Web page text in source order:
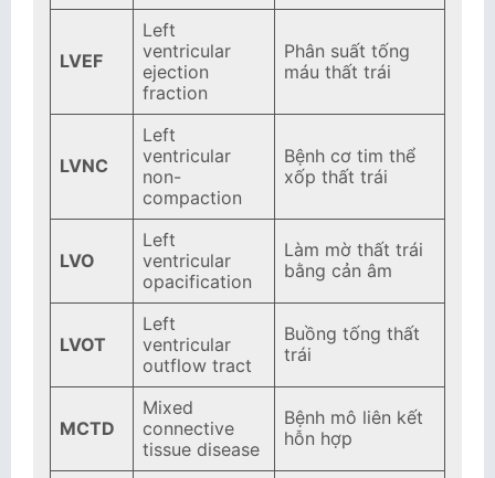
LVEF
Left
ventricular
ejection
fraction
Phân suất tống
máu thất trái
LVNC
Left
ventricular
non-
compaction
Bệnh cơ tim thể
xốp thất trái
LVO
Left
ventricular
opacification
Làm mờ thất trái
bằng cản âm
LVOT
Left
ventricular
outflow tract
Buồng tống thất
trái
MCTD
Mixed
connective
tissue disease
Bệnh mô liên kết
hỗn hợp